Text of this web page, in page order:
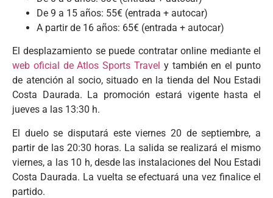
De 9 a 15 años: 55€ (entrada + autocar)
A partir de 16 años: 65€ (entrada + autocar)
El desplazamiento se puede contratar online mediante el
web oficial de Atlos Sports Travel y también en el punto
de atención al socio, situado en la tienda del Nou Estadi
Costa Daurada. La promoción estará vigente hasta el
jueves a las 13:30 h.
El duelo se disputará este viernes 20 de septiembre, a
partir de las 20:30 horas. La salida se realizará el mismo
viernes, a las 10 h, desde las instalaciones del Nou Estadi
Costa Daurada. La vuelta se efectuará una vez finalice el
partido.